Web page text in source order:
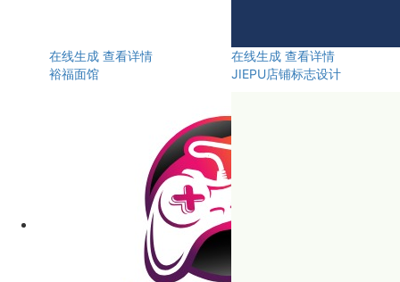
在线生成 查看详情
裕福面馆
在线生成 查看详情
JIEPU店铺标志设计